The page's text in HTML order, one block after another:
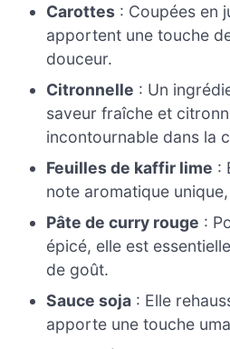
Carottes : Coupées en
apportent une touche
douceur.
Citronnelle : Un
saveur fraîche et
incontournable dans la
Feuilles de kaffir lime :
note aromatique
Pâte de curry rouge :
épicé, elle est
de goût.
Sauce soja : Elle
apporte une touche